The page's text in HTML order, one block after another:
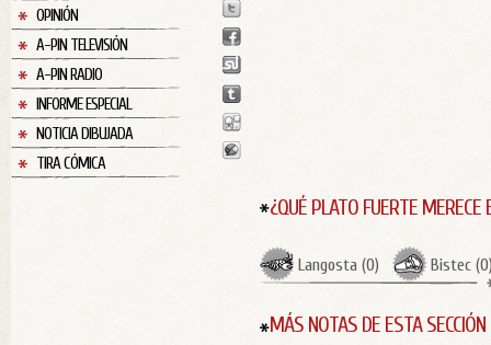
OPINIÓN
A-PIN TELEVISIÓN
A-PIN RADIO
INFORME ESPECIAL
NOTICIA DIBUJADA
TIRA CÓMICA
¿QUÉ PLATO FUERTE MERECE
Langosta (0) Bistec (0
MÁS NOTAS DE ESTA SECCIÓN